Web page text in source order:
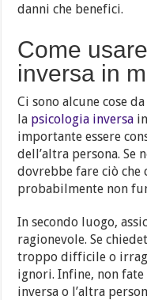
danni che benefici.
Come
inversa in
Ci sono alcune cose
la psicologia inversa
importante essere
dell’altra persona. Se
dovrebbe fare ciò che
probabilmente non
In secondo luogo,
ragionevole. Se
troppo difficile o
ignori. Infine, non fate
inversa o l’altra